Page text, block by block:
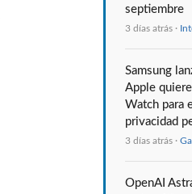
septiembre
3 días atrás ·
Samsung
Apple
Watch para
privacidad
3 días atrás ·
OpenAI